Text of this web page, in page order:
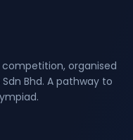
organised
Bhd. A pathway to